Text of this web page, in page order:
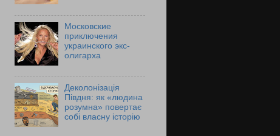
Московские
приключения
украинского экс-
олигарха
Деколонізація
Півдня: як «людина
розумна» повертає
собі власну історію